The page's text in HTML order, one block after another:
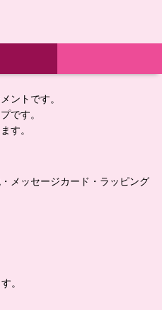
ントです。
です。
す。
メッセージカード・ラッピング
。